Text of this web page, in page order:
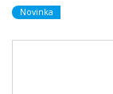
Novinka